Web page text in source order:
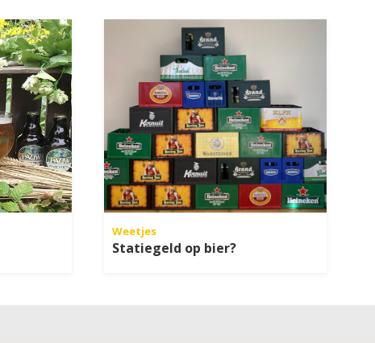
Weetjes
Statiegeld op bier?